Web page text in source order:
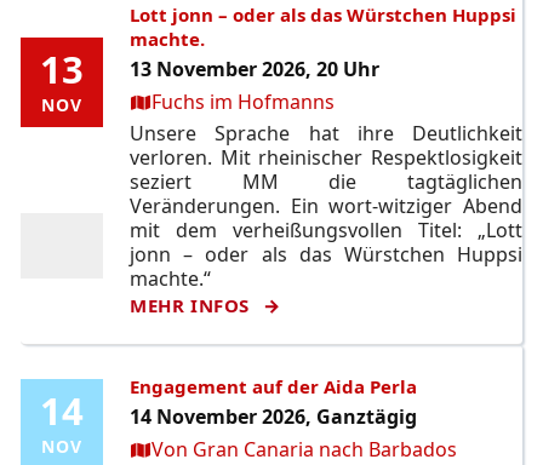
13
NOV
13
NOV
Lott jonn – oder als das Würstchen Huppsi
machte.
13 November 2026, 20 Uhr
Ort:Fuchs im Hofmanns
Unsere Sprache hat ihre Deutlichkeit
verloren. Mit rheinischer Respektlosigkeit
seziert MM die tagtäglichen
Veränderungen. Ein wort-witziger Abend
mit dem verheißungsvollen Titel: „Lott
jonn – oder als das Würstchen Huppsi
machte.“
MEHR INFOS
14
NOV
14
NOV
Engagement auf der Aida Perla
14 November 2026, Ganztägig
Ort:Von Gran Canaria nach Barbados